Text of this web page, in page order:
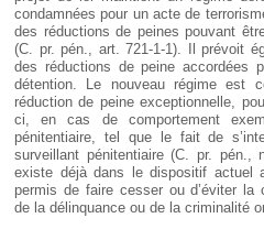
condamnées pour un acte de
des réductions de peines pouvant
(C. pr. pén., art. 721-1-1). Il prévoit
des réductions de peine accordées
détention. Le nouveau régime est
réduction de peine exceptionnelle,
ci, en cas de comportement
pénitentiaire, tel que le fait de
surveillant pénitentiaire (C. pr. pén.,
existe déjà dans le dispositif actuel
permis de faire cesser ou d’éviter la
de la délinquance ou de la criminalité